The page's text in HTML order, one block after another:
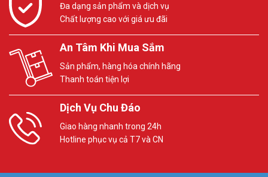
Đa dạng sản phẩm và dịch vụ
Chất lượng cao với giá ưu đãi
An Tâm Khi Mua Sắm
Sản phẩm, hàng hóa chính hãng
Thanh toán tiện lợi
Dịch Vụ Chu Đáo
Giao hàng nhanh trong 24h
Hotline phục vụ cả T7 và CN